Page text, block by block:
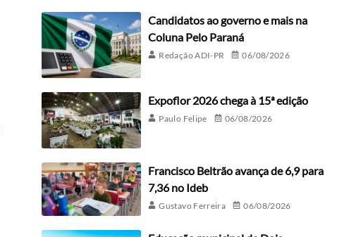
Candidatos ao governo e mais na
Coluna Pelo Paraná
Redação ADI-PR 06/08/2026
Expoflor 2026 chega à 15ª edição
Paulo Felipe 06/08/2026
Francisco Beltrão avança de 6,9 para
7,36 no Ideb
Gustavo Ferreira 06/08/2026